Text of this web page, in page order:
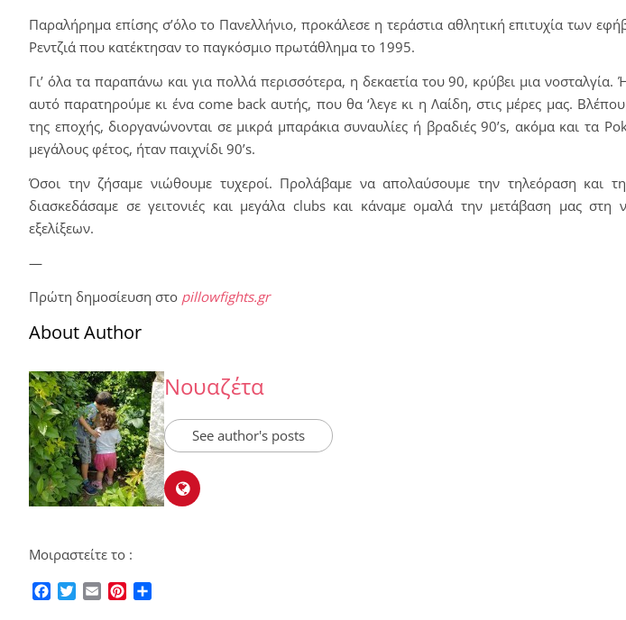
Παραλήρημα επίσης σ’όλο το Πανελλήνιο, προκάλεσε η τεράστια αθλητική επιτυχία των
Ρεντζιά που κατέκτησαν το παγκόσμιο πρωτάθλημα το 1995.
Γι’ όλα τα παραπάνω και για πολλά περισσότερα, η δεκαετία του 90, κρύβει μια
αυτό παρατηρούμε κι ένα come back αυτής, που θα ‘λεγε κι η Λαίδη, στις μέρες μας.
της εποχής, διοργανώνονται σε μικρά μπαράκια συναυλίες ή βραδιές 90’s, ακόμα και τα
μεγάλους φέτος, ήταν παιχνίδι 90’s.
Όσοι την ζήσαμε νιώθουμε τυχεροί. Προλάβαμε να απολαύσουμε την τηλεόραση και
διασκεδάσαμε σε γειτονιές και μεγάλα clubs και κάναμε ομαλά την μετάβαση μας στη
εξελίξεων.
—
Πρώτη δημοσίευση στο pillowfights.gr
About Author
Νουαζέτα
See author's posts
Μοιραστείτε το :
Facebook
TwitterEmailPinterest